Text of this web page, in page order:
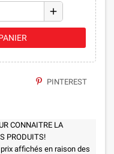
add
PINTEREST
CONNAITRE LA
PRODUITS!
affichés en raison des